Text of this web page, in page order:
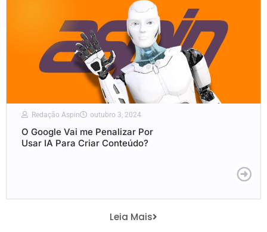
Redação Aspin outubro 3, 2024
O Google Vai me Penalizar Por
Usar IA Para Criar Conteúdo?
Leia Mais